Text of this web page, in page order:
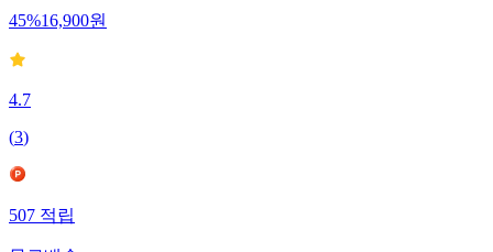
45%16,900원
4.7
(3)
507적립